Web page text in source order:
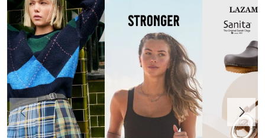
Vorherige Weiter